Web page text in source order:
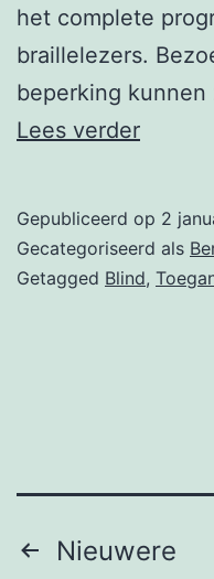
het complete
braillelezers.
beperking
Lees verderFlint
2026
Gepubliceerd op 2
Gecategoriseerd als
Getagged Blind,
Berichten
Nieuwere